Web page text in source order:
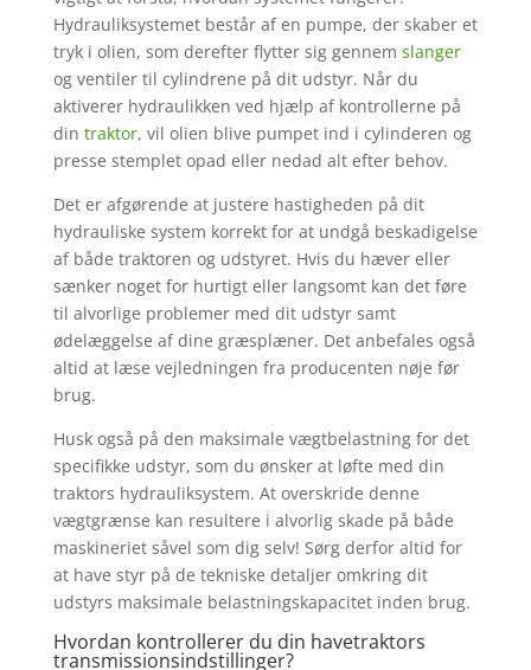
Hydrauliksystemet består af en pumpe, der skaber et
tryk i olien, som derefter flytter sig gennem slanger
og ventiler til cylindrene på dit udstyr. Når du
aktiverer hydraulikken ved hjælp af kontrollerne på
din traktor, vil olien blive pumpet ind i cylinderen og
presse stemplet opad eller nedad alt efter behov.
Det er afgørende at justere hastigheden på dit
hydrauliske system korrekt for at undgå beskadigelse
af både traktoren og udstyret. Hvis du hæver eller
sænker noget for hurtigt eller langsomt kan det føre
til alvorlige problemer med dit udstyr samt
ødelæggelse af dine græsplæner. Det anbefales også
altid at læse vejledningen fra producenten nøje før
brug.
Husk også på den maksimale vægtbelastning for det
specifikke udstyr, som du ønsker at løfte med din
traktors hydrauliksystem. At overskride denne
vægtgrænse kan resultere i alvorlig skade på både
maskineriet såvel som dig selv! Sørg derfor altid for
at have styr på de tekniske detaljer omkring dit
udstyrs maksimale belastningskapacitet inden brug.
Hvordan kontrollerer du din havetraktors
transmissionsindstillinger?